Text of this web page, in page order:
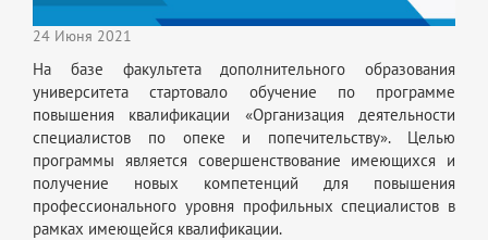
24 Июня 2021
На базе факультета дополнительного образования
университета стартовало обучение по программе
повышения квалификации «Организация деятельности
специалистов по опеке и попечительству». Целью
программы является совершенствование имеющихся и
получение новых компетенций для повышения
профессионального уровня профильных специалистов в
рамках имеющейся квалификации.